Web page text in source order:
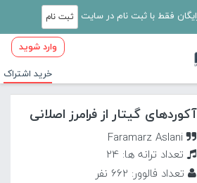
ثبت نام
وارد شوید
خرید اشتراک
آکوردهای گیتار از فرامرز اصلانی
Faramarz Aslani
تعداد ترانه ها: 24
تعداد فالوور: 662 نفر